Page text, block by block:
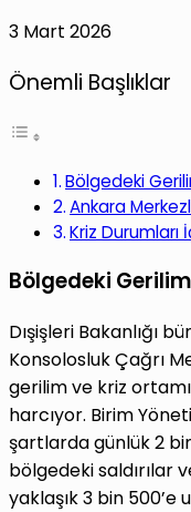
3 Mart 2026
Önemli Başlıklar
Bölgedeki
Ankara
Kriz Durumları
Bölgedeki Gerilim
Dışişleri Bakanlığı
Konsolosluk Çağrı
gerilim ve kriz
harcıyor. Birim
şartlarda günlük 2 bin
bölgedeki saldırılar
yaklaşık 3 bin 500’e